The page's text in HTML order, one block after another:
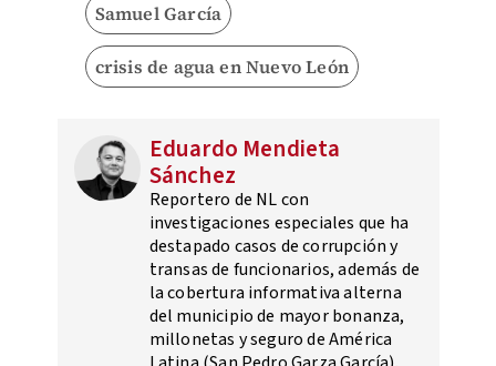
Samuel García
crisis de agua en Nuevo León
Eduardo Mendieta
Sánchez
Reportero de NL con
investigaciones especiales que ha
destapado casos de corrupción y
transas de funcionarios, además de
la cobertura informativa alterna
del municipio de mayor bonanza,
millonetas y seguro de América